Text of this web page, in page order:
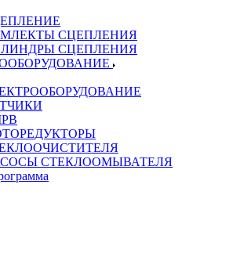
СЦЕПЛЕНИЯ
СЦЕПЛЕНИЯ
СТЕКЛООМЫВАТЕЛЯ